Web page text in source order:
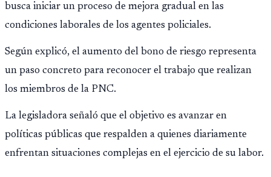
busca iniciar un proceso de mejora gradual en las
condiciones laborales de los agentes policiales.
Según explicó, el aumento del bono de riesgo representa
un paso concreto para reconocer el trabajo que realizan
los miembros de la PNC.
La legisladora señaló que el objetivo es avanzar en
políticas públicas que respalden a quienes diariamente
enfrentan situaciones complejas en el ejercicio de su labor.